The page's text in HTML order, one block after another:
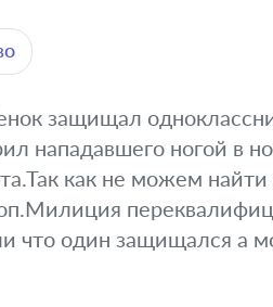
защищал
нападавшего ногой в
как не можем
что один защищался а